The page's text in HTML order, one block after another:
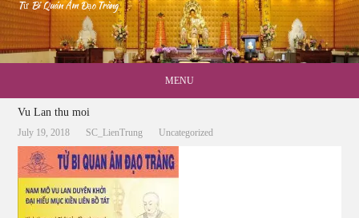
Từ Bi Quán Âm Đạo Tràng
MENU
Vu Lan thu moi
July 19, 2018 SC_LienTrung Uncategorized